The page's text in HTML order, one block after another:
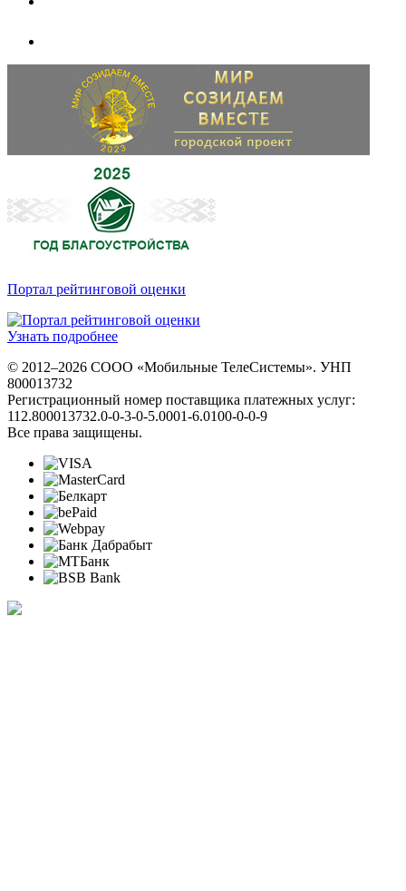
Портал рейтинговой оценки
Узнать подробнее
© 2012–2026 СООО «Мобильные ТелеСистемы». УНП
800013732
Регистрационный номер поставщика платежных услуг:
112.800013732.0-0-3-0-5.0001-6.0100-0-0-9
Все права защищены.